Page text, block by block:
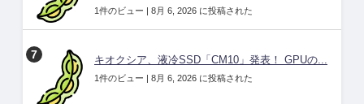
1件のビュー | 8月 6, 2026 に投稿された
キオクシア、液冷SSD「CM10」発表！ GPUの...
1件のビュー | 8月 6, 2026 に投稿された